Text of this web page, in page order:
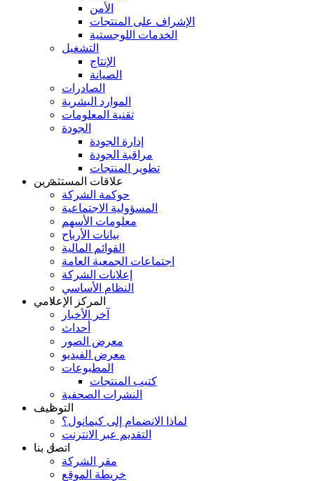
الأمن
الإشراف على المنتجات
الخدمات اللوجستية
التشغيل
الإنتاج
الصيانة
الصادرات
الموارد البشرية
تقنية المعلومات
الجودة
إدارة الجودة
مراقبة الجودة
تطوير المنتجات
علاقات المستثمرين
حوكمة الشركة
المسؤولية الاجتماعية
معلومات الأسهم
بيانات الأرباح
القوائم المالية
اجتماعات الجمعية العامة
إعلانات الشركة
النظام الأساسي
المركز الإعلامي
آخر الأخبار
أحداث
معرض الصور
معرض الفيديو
المطبوعات
كتيب المنتجات
النشرات الصحفية
التوظيف
لماذا الانضمام إلى كيمانول؟
التقديم عبر الانترنت
اتصل بنا
مقر الشركة
خريطة الموقع